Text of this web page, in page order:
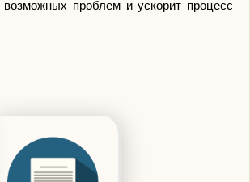
проблем и ускорит процесс